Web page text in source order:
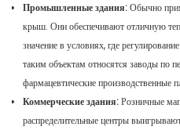
Промышленные здания:Обычно
крыш. Они обеспечивают отличную
значение в условиях, где
таким объектам относятся заводы по
фармацевтические производственные
Коммерческие здания:Розничные
распределительные центры